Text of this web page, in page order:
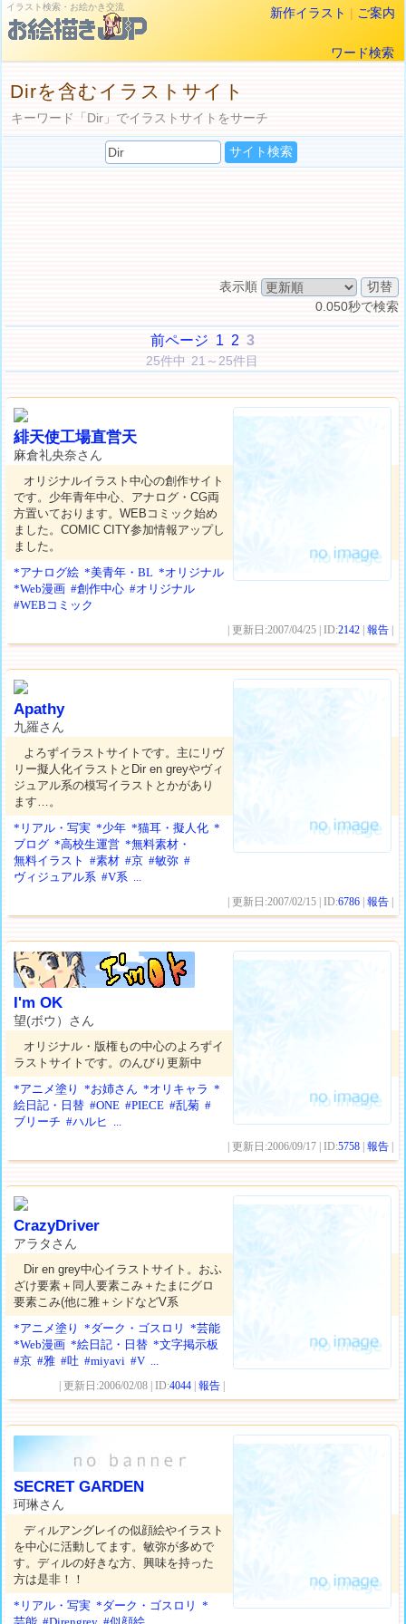
イラスト検索・お絵かき交流 新作イラスト | ご案内
ワード検索
Dirを含むイラストサイト
キーワード「Dir」でイラストサイトをサーチ
表示順
0.050秒で検索
前ページ 1 2 3
25件中 21～25件目
緋天使工場直営天
麻倉礼央奈さん
オリジナルイラスト中心の創作サイト
です。少年青年中心、アナログ・CG両
方置いております。WEBコミック始め
ました。COMIC CITY参加情報アップし
ました。
*アナログ絵 *美青年・BL *オリジナル
*Web漫画 #創作中心 #オリジナル
#WEBコミック
| 更新日:2007/04/25 | ID:2142 |報告
Apathy
九羅さん
よろずイラストサイトです。主にリヴ
リー擬人化イラストとDir en greyやヴィ
ジュアル系の模写イラストとかがあり
ます…。
*リアル・写実 *少年 *猫耳・擬人化 *
ブログ *高校生運営 *無料素材・
無料イラスト
#素材 #京 #敏弥 #
ヴィジュアル系 #V系 ...
| 更新日:2007/02/15 | ID:6786 |報告
I'm OK
望(ボウ）さん
オリジナル・版権もの中心のよろずイ
ラストサイトです。のんびり更新中
*アニメ塗り
*お姉さん *オリキャラ *
絵日記・日替 #ONE #PIECE #乱菊 #
ブリーチ #ハルヒ ...
| 更新日:2006/09/17 | ID:5758 |報告
CrazyDriver
アラタさん
Dir en grey中心イラストサイト。おふ
ざけ要素＋同人要素こみ＋たまにグロ
要素こみ(他に雅＋シドなどV系
*アニメ塗り
*ダーク・ゴスロリ
*芸能
*Web漫画 *絵日記・日替 *文字掲示板
#京 #雅 #吐 #miyavi #V ...
| 更新日:2006/02/08 | ID:4044 |報告
SECRET GARDEN
珂琳さん
ディルアングレイの似顔絵やイラスト
を中心に活動してます。敏弥が多めで
す。ディルの好きな方、興味を持った
方は是非！！
*リアル・写実 *ダーク・ゴスロリ
*